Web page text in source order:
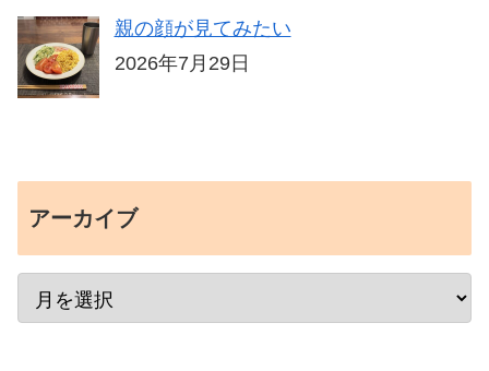
親の顔が見てみたい
2026年7月29日
アーカイブ